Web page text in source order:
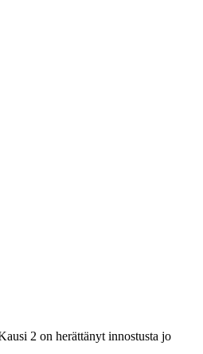
2 on herättänyt innostusta jo